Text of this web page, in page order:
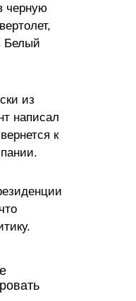
черную
Белый
из
написал
к